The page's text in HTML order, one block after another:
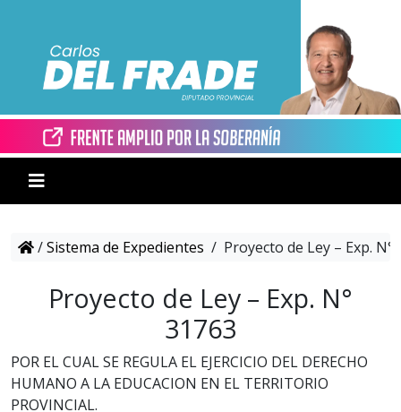
/Sistema de Expedientes / Proyecto de Ley – Exp. N°
Proyecto de Ley – Exp. N°
31763
POR EL CUAL SE REGULA EL EJERCICIO DEL DERECHO
HUMANO A LA EDUCACION EN EL TERRITORIO
PROVINCIAL.